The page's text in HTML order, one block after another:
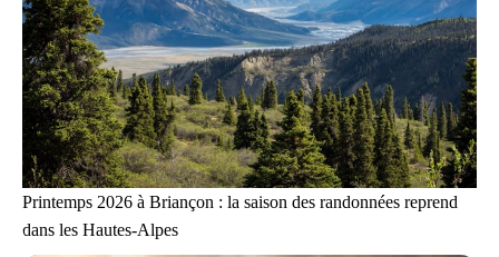
Printemps 2026 à Briançon : la saison des randonnées reprend
dans les Hautes-Alpes